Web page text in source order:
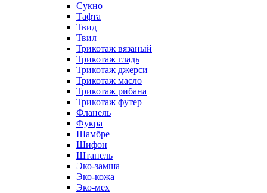
Сукно
Тафта
Твид
Твил
Трикотаж вязаный
Трикотаж гладь
Трикотаж джерси
Трикотаж масло
Трикотаж рибана
Трикотаж футер
Фланель
Фукра
Шамбре
Шифон
Штапель
Эко-замша
Эко-кожа
Эко-мех